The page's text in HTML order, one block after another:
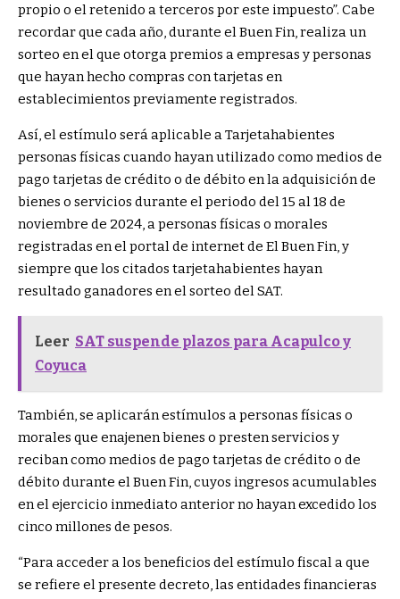
propio o el retenido a terceros por este impuesto”. Cabe
recordar que cada año, durante el Buen Fin, realiza un
sorteo en el que otorga premios a empresas y personas
que hayan hecho compras con tarjetas en
establecimientos previamente registrados.
Así, el estímulo será aplicable a Tarjetahabientes
personas físicas cuando hayan utilizado como medios de
pago tarjetas de crédito o de débito en la adquisición de
bienes o servicios durante el periodo del 15 al 18 de
noviembre de 2024, a personas físicas o morales
registradas en el portal de internet de El Buen Fin, y
siempre que los citados tarjetahabientes hayan
resultado ganadores en el sorteo del SAT.
Leer SAT suspende plazos para Acapulco y
Coyuca
También, se aplicarán estímulos a personas físicas o
morales que enajenen bienes o presten servicios y
reciban como medios de pago tarjetas de crédito o de
débito durante el Buen Fin, cuyos ingresos acumulables
en el ejercicio inmediato anterior no hayan excedido los
cinco millones de pesos.
“Para acceder a los beneficios del estímulo fiscal a que
se refiere el presente decreto, las entidades financieras